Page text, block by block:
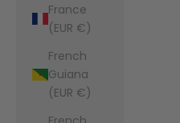
France
(EUR €)
French
Guiana
(EUR €)